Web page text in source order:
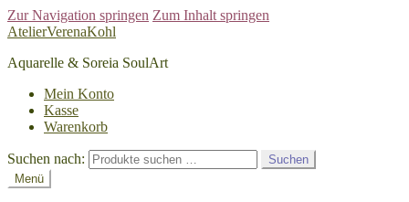
Zur Navigation springen Zum Inhalt springen
AtelierVerenaKohl
Aquarelle & Soreia SoulArt
Mein Konto
Kasse
Warenkorb
Suchen nach:
Suchen
Menü